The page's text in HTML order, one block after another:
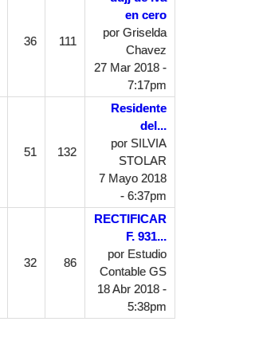
36 111
en cero
por Griselda
Chavez
27 Mar 2018 -
7:17pm
51 132
Residente
del...
por SILVIA
STOLAR
7 Mayo 2018
- 6:37pm
32 86
RECTIFICAR
F. 931...
por Estudio
Contable GS
18 Abr 2018 -
5:38pm